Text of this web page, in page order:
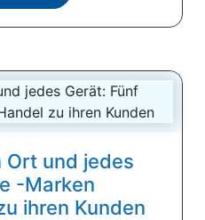
Ort und jedes
-Marken
ihren Kunden